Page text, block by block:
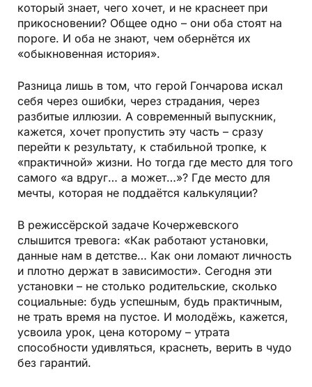
который знает, чего хочет, и не краснеет при
прикосновении? Общее одно – они оба стоят на
пороге. И оба не знают, чем обернётся их
«обыкновенная история».
Разница лишь в том, что герой Гончарова искал
себя через ошибки, через страдания, через
разбитые иллюзии. А современный выпускник,
кажется, хочет пропустить эту часть – сразу
перейти к результату, к стабильной тропке, к
«практичной» жизни. Но тогда где место для того
самого «а вдруг… а может…»? Где место для
мечты, которая не поддаётся калькуляции?
В режиссёрской задаче Кочержевского
слышится тревога: «Как работают установки,
данные нам в детстве… Как они ломают личность
и плотно держат в зависимости». Сегодня эти
установки – не столько родительские, сколько
социальные: будь успешным, будь практичным,
не трать время на пустое. И молодёжь, кажется,
усвоила урок, цена которому – утрата
способности удивляться, краснеть, верить в чудо
без гарантий.